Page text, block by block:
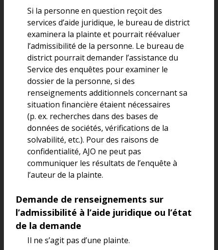
Si la personne en question reçoit des
services d’aide juridique, le bureau de district
examinera la plainte et pourrait réévaluer
l’admissibilité de la personne. Le bureau de
district pourrait demander l’assistance du
Service des enquêtes pour examiner le
dossier de la personne, si des
renseignements additionnels concernant sa
situation financière étaient nécessaires
(p. ex. recherches dans des bases de
données de sociétés, vérifications de la
solvabilité, etc.). Pour des raisons de
confidentialité, AJO ne peut pas
communiquer les résultats de l’enquête à
l’auteur de la plainte.
Demande de renseignements sur
l’admissibilité à l’aide juridique ou l’état
de la demande
Il ne s’agit pas d’une plainte.